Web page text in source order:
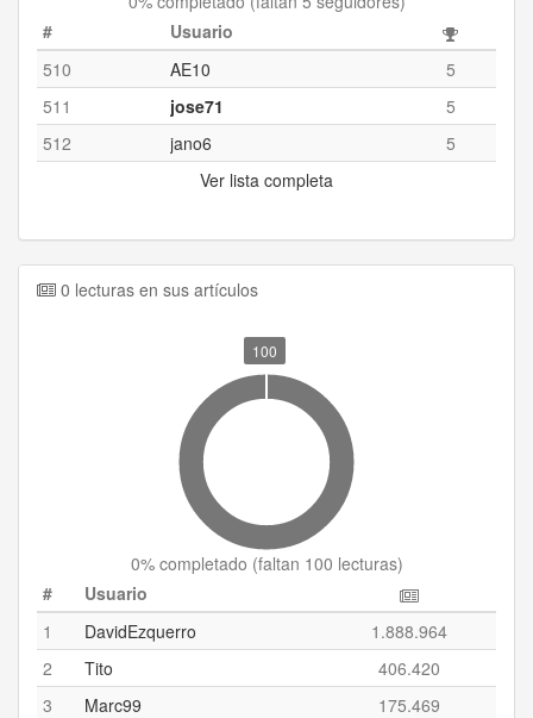
#
Usuario
510
AE10
5
511
jose71
5
512
jano6
5
Ver lista completa
0 lecturas en sus artículos
100
0% completado (faltan 100 lecturas)
#
Usuario
1
DavidEzquerro
1.888.964
2
Tito
406.420
3
Marc99
175.469